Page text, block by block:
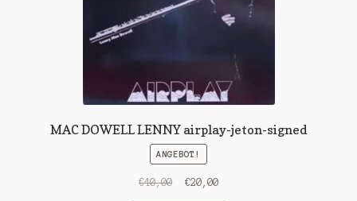
MAC DOWELL LENNY airplay-jeton-signed
ANGEBOT!
€40,00
Ursprünglicher
€20,00Aktueller